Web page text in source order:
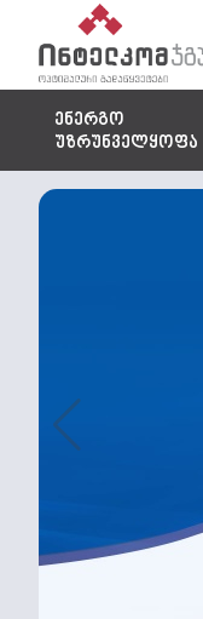
ენერგო
უზრუნველყოფა